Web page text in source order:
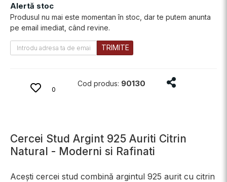
Alertă stoc
Produsul nu mai este momentan în stoc, dar te putem anunta
pe email imediat, când revine.
TRIMITE
0
Cod produs: 90130 Distribuie
Cercei Stud Argint 925 Auriti Citrin
Natural - Moderni si Rafinati
Acești cercei stud combină argintul 925 aurit cu citrin